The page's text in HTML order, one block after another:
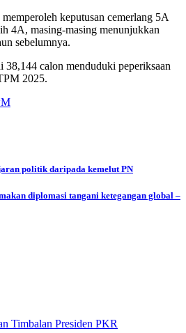
keputusan cemerlang 5A
4A, masing-masing menunjukkan
sebelumnya.
38,144 calon menduduki peperiksaan
2025.
politik daripada kemelut PN
diplomasi tangani ketegangan global –